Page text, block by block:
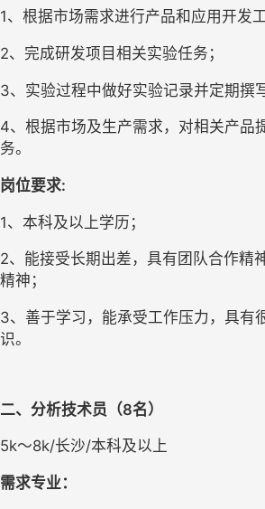
1、根据市场需求进行产品和应用开发工
2、完成研发项目相关实验任务；
3、实验过程中做好实验记录并定期撰
4、根据市场及生产需求，对相关产品
务。
岗位要求:
1、本科及以上学历；
2、能接受长期出差，具有团队合作精
精神；
3、善于学习，能承受工作压力，具有
识。
二、分析技术员（8名）
5k～8k/长沙/本科及以上
需求专业：